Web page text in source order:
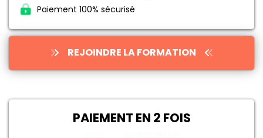
Paiement 100% sécurisé
REJOINDRE LA FORMATION
PAIEMENT EN 2 FOIS